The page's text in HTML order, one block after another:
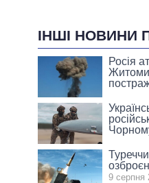
ІНШІ НОВИНИ
Росія
9 серпня